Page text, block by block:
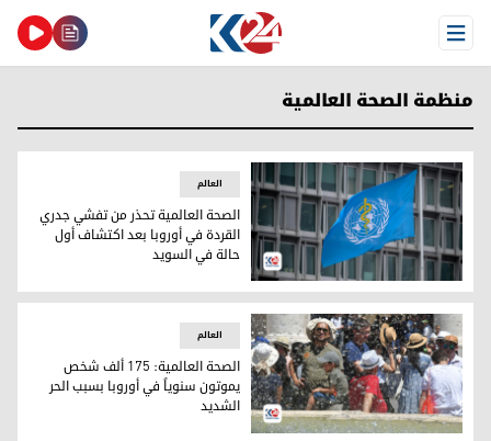
Open Menu
منظمة الصحة العالمية
شعار منظمة الصحة العالمية
العالم
الصحة العالمية تحذر من تفشي جدري
القردة في أوروبا بعد اكتشاف أول
حالة في السويد
العالم
الصحة العالمية: 175 ألف شخص
يموتون سنوياً في أوروبا بسبب الحر
الشديد